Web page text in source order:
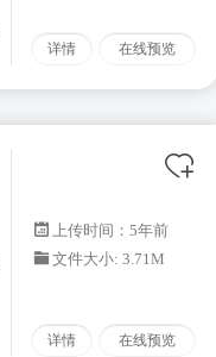
详情 在线预览
上传时间：5年前
文件大小: 3.71M
详情 在线预览